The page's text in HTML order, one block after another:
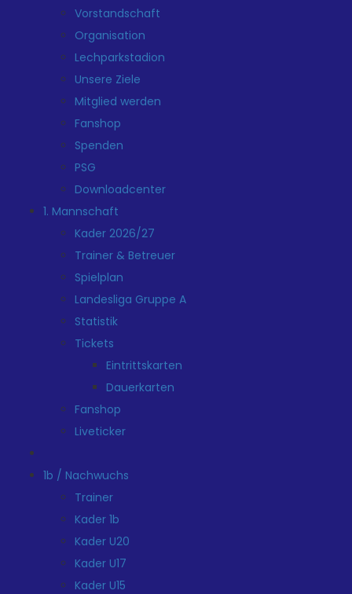
Vorstandschaft
Organisation
Lechparkstadion
Unsere Ziele
Mitglied werden
Fanshop
Spenden
PSG
Downloadcenter
1. Mannschaft
Kader 2026/27
Trainer & Betreuer
Spielplan
Landesliga Gruppe A
Statistik
Tickets
Eintrittskarten
Dauerkarten
Fanshop
Liveticker
1b / Nachwuchs
Trainer
Kader 1b
Kader U20
Kader U17
Kader U15